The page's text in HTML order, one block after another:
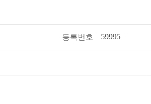
등록번호 59995